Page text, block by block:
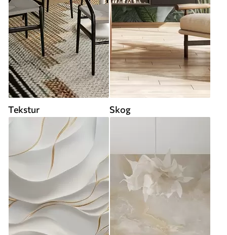
Tekstur Skog